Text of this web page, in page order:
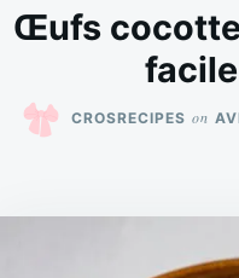
Œufs
CROSRECIPES on